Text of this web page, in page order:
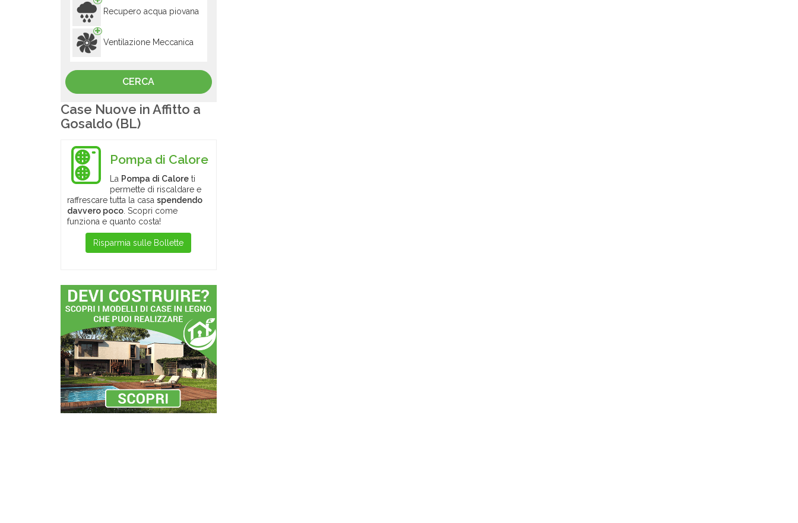
Recupero acqua piovana
Ventilazione Meccanica
Case Nuove in Affitto a
Gosaldo (BL)
Pompa di Calore
La Pompa di Calore ti
permette di riscaldare e
raffrescare tutta la casa spendendo
davvero poco. Scopri come
funziona e quanto costa!
Risparmia sulle Bollette